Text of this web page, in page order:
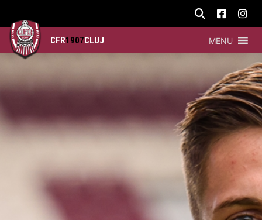
CFR1907CLUJ MENU